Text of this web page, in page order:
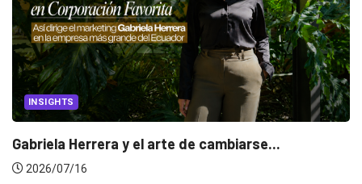
INSIGHTS
Gabriela Herrera y el arte de cambiarse...
2026/07/16